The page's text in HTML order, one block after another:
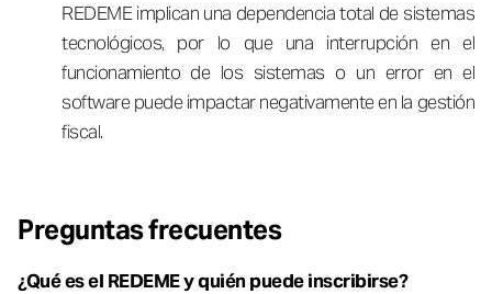
REDEME implican una dependencia total de sistemas
tecnológicos, por lo que una interrupción en el
funcionamiento de los sistemas o un error en el
software puede impactar negativamente en la gestión
fiscal.
Preguntas frecuentes
¿Qué es el REDEME y quién puede inscribirse?